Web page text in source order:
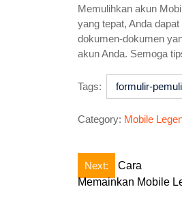
Memulihkan akun
yang tepat, Anda
dokumen-dokumen
akun Anda. Semoga
Tags: formulir-
Category: Mobile
Post
Next:
Cara
Memainkan Mobile